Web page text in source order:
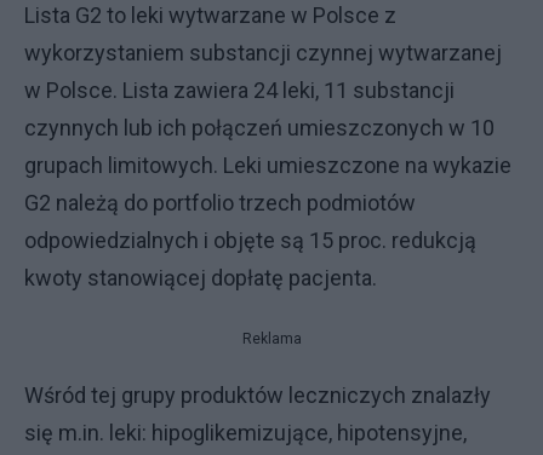
Lista G2 to leki wytwarzane w Polsce z
wykorzystaniem substancji czynnej wytwarzanej
w Polsce. Lista zawiera 24 leki, 11 substancji
czynnych lub ich połączeń umieszczonych w 10
grupach limitowych. Leki umieszczone na wykazie
G2 należą do portfolio trzech podmiotów
odpowiedzialnych i objęte są 15 proc. redukcją
kwoty stanowiącej dopłatę pacjenta.
Reklama
Wśród tej grupy produktów leczniczych znalazły
się m.in. leki: hipoglikemizujące, hipotensyjne,